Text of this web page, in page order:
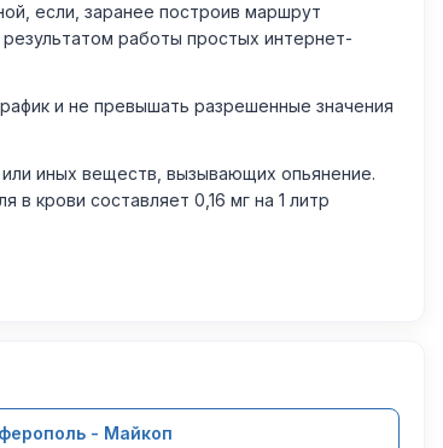
если, заранее построив маршрут
работы простых интернет-
и не превышать разрешенные значения
иных веществ, вызывающих опьянение.
крови составляет 0,16 мг на 1 литр
- Майкоп